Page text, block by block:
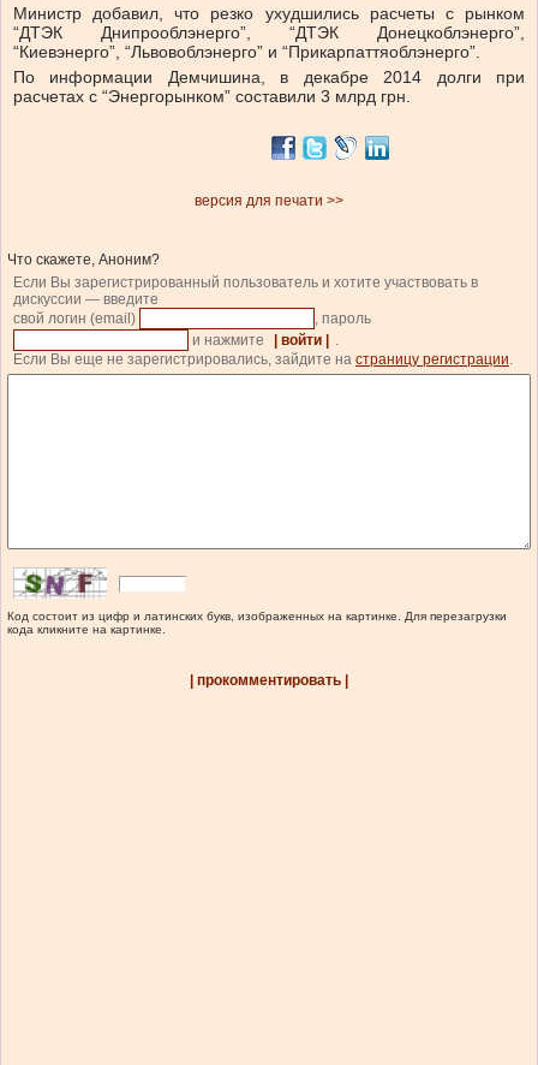
Министр добавил, что резко ухудшились расчеты с рынком
“ДТЭК Днипрооблэнерго”, “ДТЭК Донецкоблэнерго”,
“Киевэнерго”, “Львовоблэнерго” и “Прикарпаттяоблэнерго”.
По информации Демчишина, в декабре 2014 долги при
расчетах с “Энергорынком” составили 3 млрд грн.
версия для печати >>
Что скажете, Аноним?
Если Вы зарегистрированный пользователь и хотите участвовать в
дискуссии — введите
свой логин (email)
, пароль
и нажмите
| войти |
.
Если Вы еще не зарегистрировались, зайдите на страницу регистрации.
Код состоит из цифр и латинских букв, изображенных на картинке. Для перезагрузки
кода кликните на картинке.
| прокомментировать |